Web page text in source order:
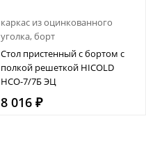
каркас из оцинкованного
уголка, борт
Стол пристенный с бортом с
полкой решеткой HICOLD
НСО-7/7Б ЭЦ
8 016 ₽